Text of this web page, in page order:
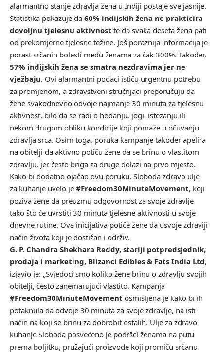
alarmantno stanje zdravlja žena u Indiji postaje sve jasnije.
Statistika pokazuje da 60% indijskih žena ne prakticira
dovoljnu tjelesnu aktivnost te da svaka deseta žena pati
od prekomjerne tjelesne težine. Još poraznija informacija je
porast srčanih bolesti među ženama za čak 300%. Također,
57% indijskih žena se smatra nezdravima jer ne
vježbaju. Ovi alarmantni podaci ističu urgentnu potrebu
za promjenom, a zdravstveni stručnjaci preporučuju da
žene svakodnevno odvoje najmanje 30 minuta za tjelesnu
aktivnost, bilo da se radi o hodanju, jogi, istezanju ili
nekom drugom obliku kondicije koji pomaže u očuvanju
zdravlja srca. Osim toga, poruka kampanje također apelira
na obitelji da aktivno potiču žene da se brinu o vlastitom
zdravlju, jer često briga za druge dolazi na prvo mjesto.
Kako bi dodatno ojačao ovu poruku, Sloboda zdravo ulje
za kuhanje uvelo je #Freedom30MinuteMovement, koji
poziva žene da preuzmu odgovornost za svoje zdravlje
tako što će uvrstiti 30 minuta tjelesne aktivnosti u svoje
dnevne rutine. Ova inicijativa potiče žene da usvoje zdraviji
način života koji je dostižan i održiv.
G. P. Chandra Shekhara Reddy, stariji potpredsjednik,
prodaja i marketing, Blizanci Edibles & Fats India Ltd,
izjavio je: „Svjedoci smo koliko žene brinu o zdravlju svojih
obitelji, često zanemarujući vlastito. Kampanja
#Freedom30MinuteMovement osmišljena je kako bi ih
potaknula da odvoje 30 minuta za svoje zdravlje, na isti
način na koji se brinu za dobrobit ostalih. Ulje za zdravo
kuhanje Sloboda posvećeno je podršci ženama na putu
prema boljitku, pružajući proizvode koji promiču srčanu